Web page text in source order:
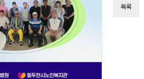
목록